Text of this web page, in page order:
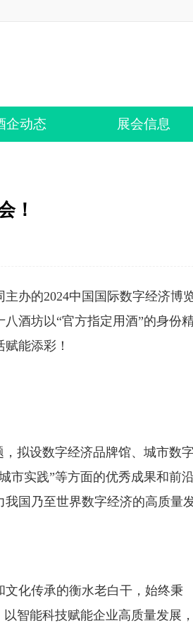
企动态 展会信息
！
办的2024中国国际数字经济博
酒坊以“官方指定用酒”的身份
能添彩！
拟设数字经济品牌馆、城市数
市实践”等方面的优秀成果和前
国乃至世界数字经济的高质量
化传承的衡水老白干，始终秉
智能科技赋能企业高质量发展